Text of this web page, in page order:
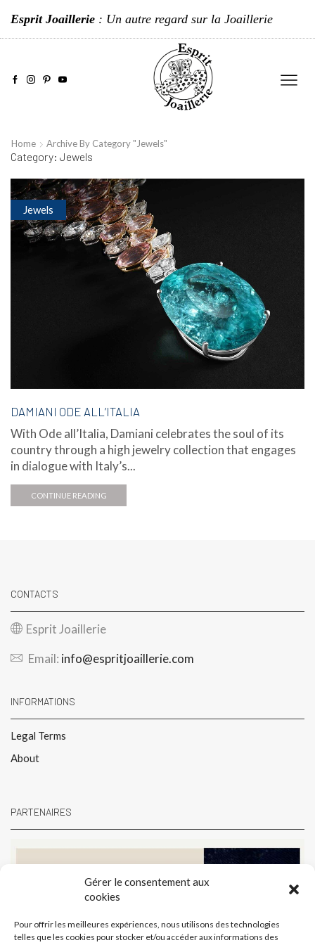
Gérer le consentement aux
cookies
Pour offrir les meilleures expériences, nous utilisons des technologies
telles que les cookies pour stocker et/ou accéder aux informations des
Esprit Joaillerie : Un autre regard sur la Joaillerie
Home Archive By Category "Jewels"
Category: Jewels
Jewels
DAMIANI ODE ALL’ITALIA
With Ode all’Italia, Damiani celebrates the soul of its
country through a high jewelry collection that engages
in dialogue with Italy’s...
CONTINUE READING
CONTACTS
Esprit Joaillerie
Email: info@espritjoaillerie.com
INFORMATIONS
Legal Terms
About
PARTENAIRES